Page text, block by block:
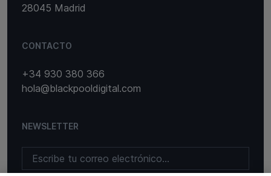
28045 Madrid
CONTACTO
+34 930 380 366
hola@blackpooldigital.com
NEWSLETTER